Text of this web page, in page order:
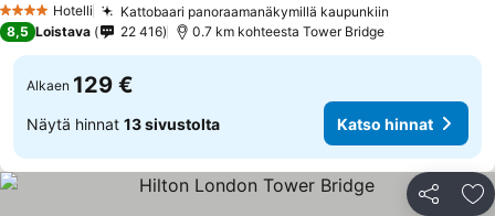
4 Tähtiluokitus
Hotelli Kattobaari panoraamanäkymillä kaupunkiin
8,5 Loistava 22 416 0.7 km kohteesta Tower Bridge
Alkaen 129 €
Näytä hinnat 13 sivustolta Katso hinnat
Jaa